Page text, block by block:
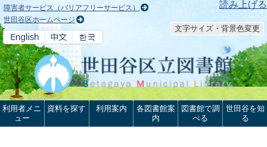
本文へ 読み上げる
障害者サービス（バリアフリーサービス）
世田谷区ホームページ
文字サイズ・背景色変更
利用者メニ
ュー
資料を探す 利用案内
各図書館案
内
図書館で調
べる
世田谷を知
る